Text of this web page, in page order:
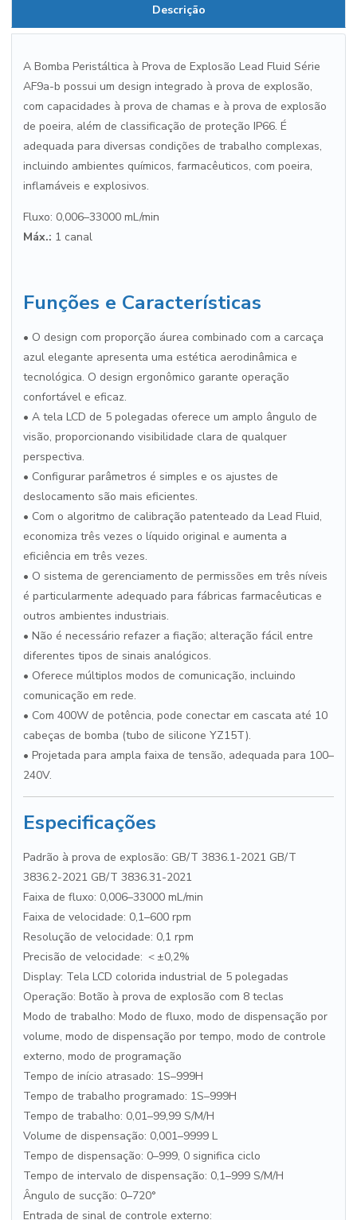
Descrição
A Bomba Peristáltica à Prova de Explosão Lead Fluid Série
AF9a-b possui um design integrado à prova de explosão,
com capacidades à prova de chamas e à prova de explosão
de poeira, além de classificação de proteção IP66. É
adequada para diversas condições de trabalho complexas,
incluindo ambientes químicos, farmacêuticos, com poeira,
inflamáveis e explosivos.
Fluxo: 0,006–33000 mL/min
Máx.: 1 canal
Funções e Características
• O design com proporção áurea combinado com a carcaça
azul elegante apresenta uma estética aerodinâmica e
tecnológica. O design ergonômico garante operação
confortável e eficaz.
• A tela LCD de 5 polegadas oferece um amplo ângulo de
visão, proporcionando visibilidade clara de qualquer
perspectiva.
• Configurar parâmetros é simples e os ajustes de
deslocamento são mais eficientes.
• Com o algoritmo de calibração patenteado da Lead Fluid,
economiza três vezes o líquido original e aumenta a
eficiência em três vezes.
• O sistema de gerenciamento de permissões em três níveis
é particularmente adequado para fábricas farmacêuticas e
outros ambientes industriais.
• Não é necessário refazer a fiação; alteração fácil entre
diferentes tipos de sinais analógicos.
• Oferece múltiplos modos de comunicação, incluindo
comunicação em rede.
• Com 400W de potência, pode conectar em cascata até 10
cabeças de bomba (tubo de silicone YZ15T).
• Projetada para ampla faixa de tensão, adequada para 100–
240V.
Especificações
Padrão à prova de explosão: GB/T 3836.1-2021 GB/T
3836.2-2021 GB/T 3836.31-2021
Faixa de fluxo: 0,006–33000 mL/min
Faixa de velocidade: 0,1–600 rpm
Resolução de velocidade: 0,1 rpm
Precisão de velocidade: ＜±0,2%
Display: Tela LCD colorida industrial de 5 polegadas
Operação: Botão à prova de explosão com 8 teclas
Modo de trabalho: Modo de fluxo, modo de dispensação por
volume, modo de dispensação por tempo, modo de controle
externo, modo de programação
Tempo de início atrasado: 1S–999H
Tempo de trabalho programado: 1S–999H
Tempo de trabalho: 0,01–99,99 S/M/H
Volume de dispensação: 0,001–9999 L
Tempo de dispensação: 0–999, 0 significa ciclo
Tempo de intervalo de dispensação: 0,1–999 S/M/H
Ângulo de sucção: 0–720°
Entrada de sinal de controle externo: